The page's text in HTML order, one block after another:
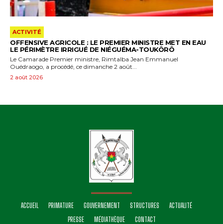
ACTIVITÉ
OFFENSIVE AGRICOLE : LE PREMIER MINISTRE MET EN EAU
LE PÉRIMÈTRE IRRIGUÉ DE NIÉGUÉMA-TOUKÔRÔ
Le Camarade Premier ministre, Rimtalba Jean Emmanuel
Ouédraogo, a procédé, ce dimanche 2 août...
2 août 2026
ACCUEIL PRIMATURE GOUVERNEMENT STRUCTURES
ACTUALITÉ
PRESSE
MÉDIATHÈQUE CONTACT